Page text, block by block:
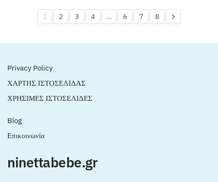
latest
1 2 3 4 … 6 7 8
Privacy Policy
ΧΑΡΤΗΣ ΙΣΤΟΣΕΛΙΔΑΣ
ΧΡΗΣΙΜΕΣ ΙΣΤΟΣΕΛΙΔΕΣ
Blog
Επικοινωνία
ninettabebe.gr